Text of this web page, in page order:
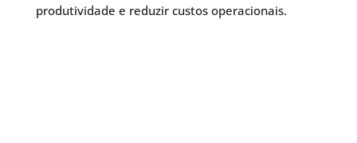
produtividade e reduzir custos operacionais.